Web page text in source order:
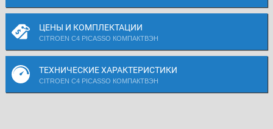
ЦЕНЫ И КОМПЛЕКТАЦИИ
CITROEN C4 PICASSO КОМПАКТВЭН
ТЕХНИЧЕСКИЕ ХАРАКТЕРИСТИКИ
CITROEN C4 PICASSO КОМПАКТВЭН